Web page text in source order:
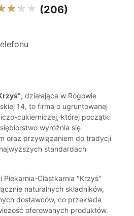
(206)
, działająca w Rogowie
14, to firma o ugruntowanej
cukierniczej, której początki
wyróżnia się
oraz przywiązaniem do tradycji
standardach
Piekarnia-Ciastkarnia "Krzyś"
naturalnych składników,
dostawców, co przekłada
oferowanych produktów.